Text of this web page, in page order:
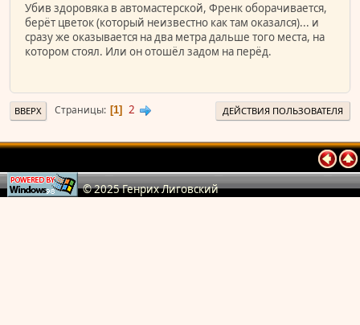
Убив здоровяка в автомастерской, Френк оборачивается,
берёт цветок (который неизвестно как там оказался)... и
сразу же оказывается на два метра дальше того места, на
котором стоял. Или он отошёл задом на перёд.
ВВЕРХ Страницы 1 2 ДЕЙСТВИЯ ПОЛЬЗОВАТЕЛЯ
© 2025 Генрих Лиговский